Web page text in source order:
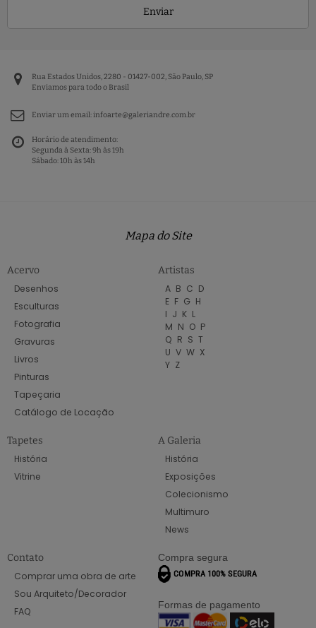
Enviar
Rua Estados Unidos, 2280 - 01427-002, São Paulo, SP
Enviamos para todo o Brasil
Enviar um email:infoarte@galeriandre.com.br
Horário de atendimento:
Segunda à Sexta: 9h às 19h
Sábado: 10h às 14h
Mapa do Site
Acervo
Desenhos
Esculturas
Fotografia
Gravuras
Livros
Pinturas
Tapeçaria
Catálogo de Locação
Artistas
A B C D
E F G H
I J K L
M N O P
Q R S T
U V W X
Y Z
Tapetes
História
Vitrine
A Galeria
História
Exposições
Colecionismo
Multimuro
News
Contato
Comprar uma obra de arte
Sou Arquiteto/Decorador
FAQ
Compra segura
Formas de pagamento